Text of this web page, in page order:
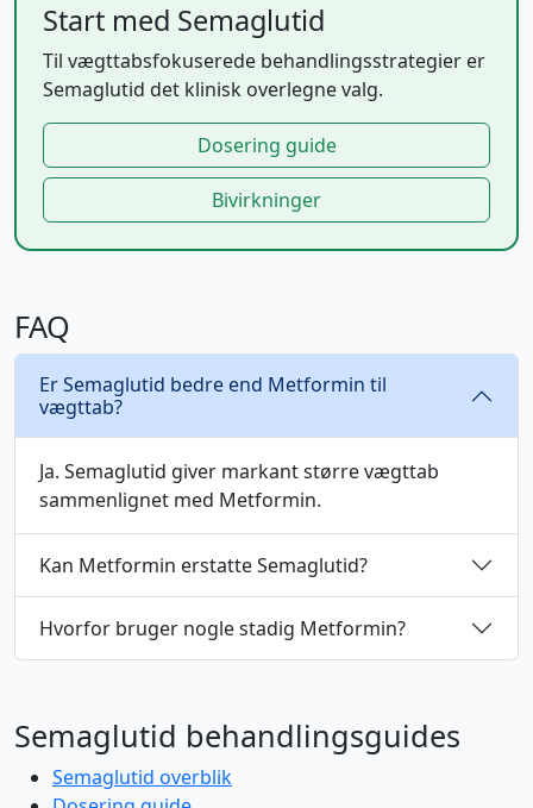
Start med Semaglutid
Til vægttabsfokuserede behandlingsstrategier er
Semaglutid det klinisk overlegne valg.
Dosering guide
Bivirkninger
FAQ
Er Semaglutid bedre end Metformin til
vægttab?
Ja. Semaglutid giver markant større vægttab
sammenlignet med Metformin.
Kan Metformin erstatte Semaglutid?
Hvorfor bruger nogle stadig Metformin?
Semaglutid behandlingsguides
Semaglutid overblik